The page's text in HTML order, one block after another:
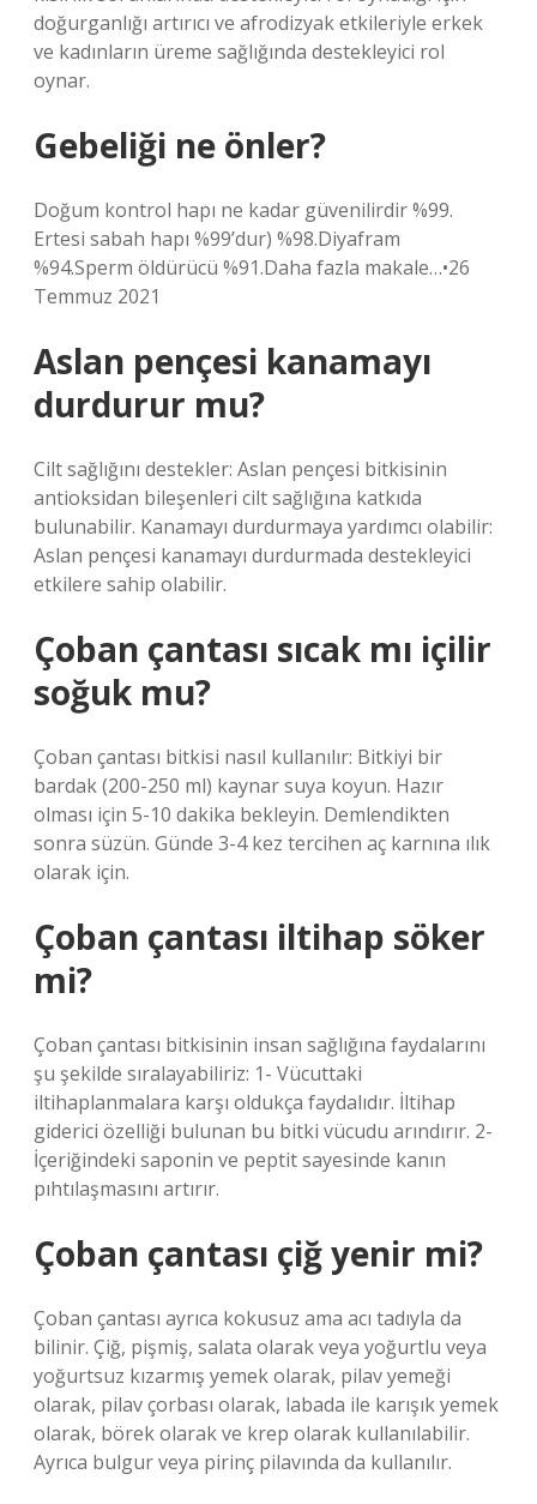
doğurganlığı artırıcı ve afrodizyak etkileriyle erkek
ve kadınların üreme sağlığında destekleyici rol
oynar.
Gebeliği ne önler?
Doğum kontrol hapı ne kadar güvenilirdir %99.
Ertesi sabah hapı %99’dur) %98.Diyafram
%94.Sperm öldürücü %91.Daha fazla makale…•26
Temmuz 2021
Aslan pençesi kanamayı
durdurur mu?
Cilt sağlığını destekler: Aslan pençesi bitkisinin
antioksidan bileşenleri cilt sağlığına katkıda
bulunabilir. Kanamayı durdurmaya yardımcı olabilir:
Aslan pençesi kanamayı durdurmada destekleyici
etkilere sahip olabilir.
Çoban çantası sıcak mı içilir
soğuk mu?
Çoban çantası bitkisi nasıl kullanılır: Bitkiyi bir
bardak (200-250 ml) kaynar suya koyun. Hazır
olması için 5-10 dakika bekleyin. Demlendikten
sonra süzün. Günde 3-4 kez tercihen aç karnına ılık
olarak için.
Çoban çantası iltihap söker
mi?
Çoban çantası bitkisinin insan sağlığına faydalarını
şu şekilde sıralayabiliriz: 1- Vücuttaki
iltihaplanmalara karşı oldukça faydalıdır. İltihap
giderici özelliği bulunan bu bitki vücudu arındırır. 2-
İçeriğindeki saponin ve peptit sayesinde kanın
pıhtılaşmasını artırır.
Çoban çantası çiğ yenir mi?
Çoban çantası ayrıca kokusuz ama acı tadıyla da
bilinir. Çiğ, pişmiş, salata olarak veya yoğurtlu veya
yoğurtsuz kızarmış yemek olarak, pilav yemeği
olarak, pilav çorbası olarak, labada ile karışık yemek
olarak, börek olarak ve krep olarak kullanılabilir.
Ayrıca bulgur veya pirinç pilavında da kullanılır.